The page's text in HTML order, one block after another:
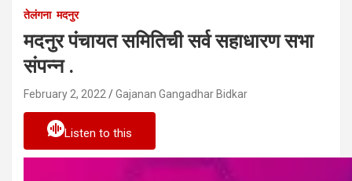
तेलंगना मदनुर
मदनुर पंचायत समितिची सर्व सहाधारण सभा
संपन्न .
February 2, 2022 Gajanan Gangadhar Bidkar
Listen to this